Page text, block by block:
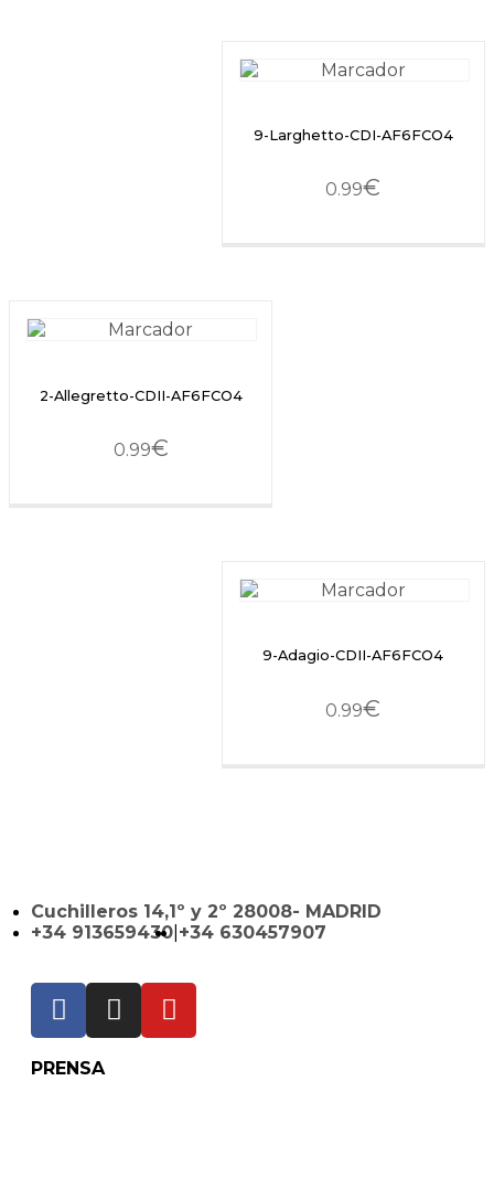
9-Larghetto-CDI-AF6FCO4
0.99€
2-Allegretto-CDII-AF6FCO4
0.99€
9-Adagio-CDII-AF6FCO4
0.99€
Cuchilleros 14,1º y 2º 28008- MADRID
+34 913659430 +34 630457907
PRENSA